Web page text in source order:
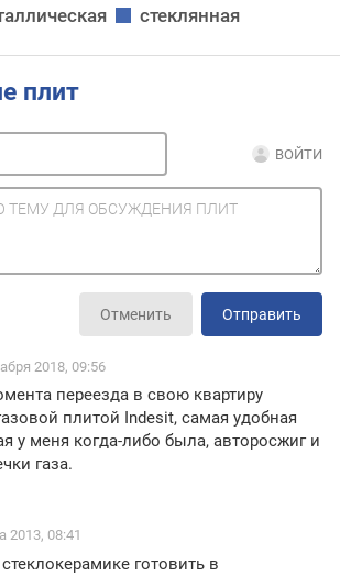
стеклянная
плит
ВОЙТИ
Отменить Отправить
2018, 09:56
переезда в свою квартиру
плитой Indesit, самая удобная
у меня когда-либо была, авторосжиг и
газа.
2013, 08:41
готовить в